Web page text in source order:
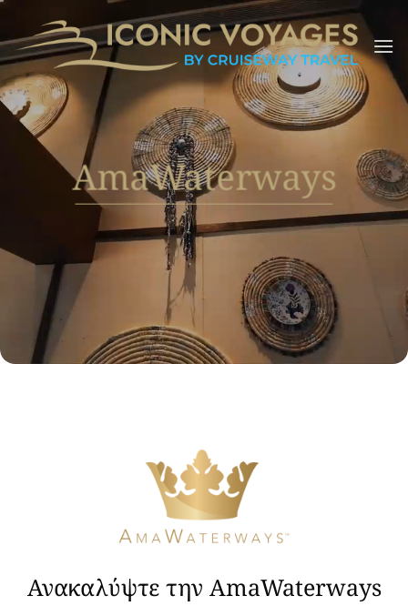
στο
περιεχόμενο
AmaWaterways
Ανακαλύψτε την AmaWaterways